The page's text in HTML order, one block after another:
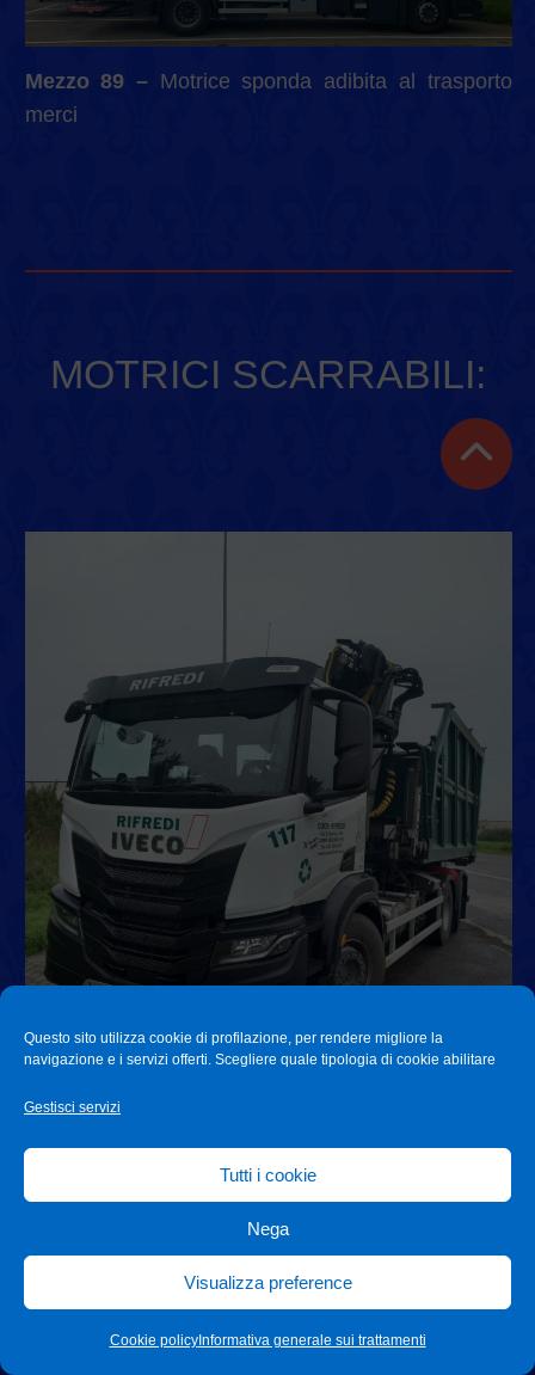
Questo sito utilizza cookie di profilazione, per rendere migliore la
navigazione e i servizi offerti. Scegliere quale tipologia di cookie abilitare
Gestisci servizi
Tutti i cookie
Nega
Visualizza preference
Cookie policyInformativa generale sui trattamenti
Mezzo 89 –Motrice sponda adibita al trasporto
merci
MOTRICI SCARRABILI: